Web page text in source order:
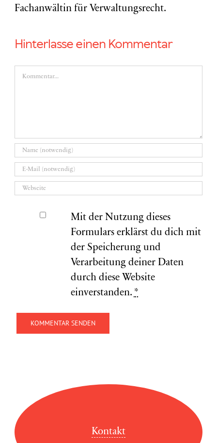
Fachanwältin für Verwaltungsrecht.
Hinterlasse einen Kommentar
Kommentar
Mit der Nutzung dieses
Formulars erklärst du dich mit
der Speicherung und
Verarbeitung deiner Daten
durch diese Website
einverstanden. *
Kontakt